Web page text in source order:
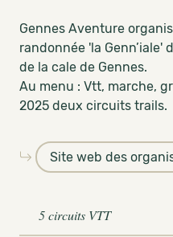
Gennes Aventure
randonnée 'la
de la cale de Gennes.
Au menu : Vtt, marche,
2025 deux circuits trails.
Site web des
5 circuits VTT